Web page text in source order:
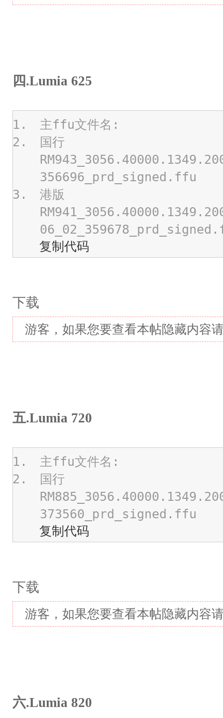
四.Lumia 625
主ffu文件名:
国行
356696_prd_signed.ffu
港版
复制代码
下载
游客，如果您要查看本帖隐藏内容
五.Lumia 720
主ffu文件名:
国行
373560_prd_signed.ffu
复制代码
下载
游客，如果您要查看本帖隐藏内容
六.Lumia 820